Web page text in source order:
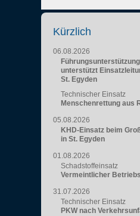
Kürzlich
06.08.2026
unterstützt
St. Egyden
Technischer Einsatz
Menschenrettung aus
05.08.2026
KHD-Einsatz beim
in St. Egyden
01.08.2026
Schadstoffeinsatz
Vermeintlicher
31.07.2026
Technischer Einsatz
PKW nach